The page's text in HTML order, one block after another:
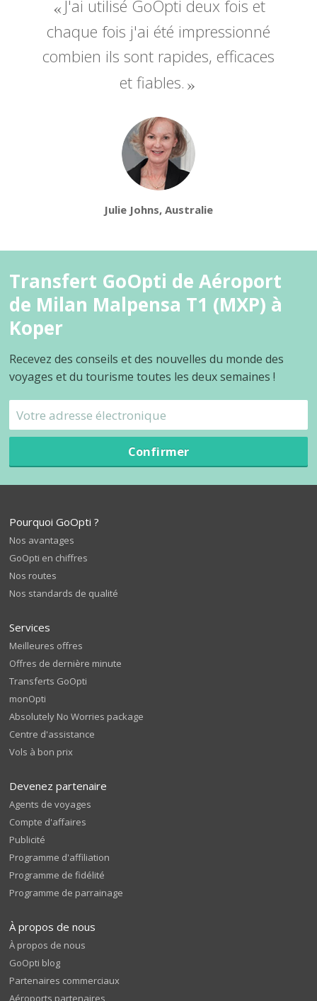
J'ai utilisé GoOpti deux fois et
chaque fois j'ai été impressionné
combien ils sont rapides, efficaces
et fiables.
Julie Johns, Australie
Transfert GoOpti de Aéroport
de Milan Malpensa T1 (MXP) à
Koper
Recevez des conseils et des nouvelles du monde des
voyages et du tourisme toutes les deux semaines !
Confirmer
Pourquoi GoOpti ?
Nos avantages
GoOpti en chiffres
Nos routes
Nos standards de qualité
Services
Meilleures offres
Offres de dernière minute
Transferts GoOpti
monOpti
Absolutely No Worries package
Centre d'assistance
Vols à bon prix
Devenez partenaire
Agents de voyages
Compte d'affaires
Publicité
Programme d'affiliation
Programme de fidélité
Programme de parrainage
À propos de nous
À propos de nous
GoOpti blog
Partenaires commerciaux
Aéroports partenaires